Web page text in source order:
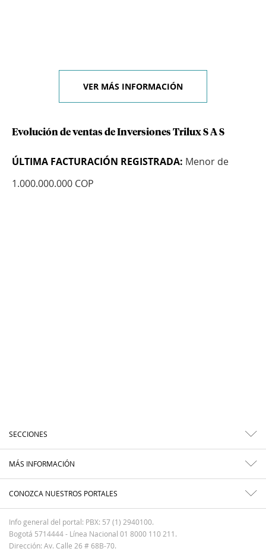
VER MÁS INFORMACIÓN
Evolución de ventas de Inversiones Trilux S A S
ÚLTIMA FACTURACIÓN REGISTRADA: Menor de
1.000.000.000 COP
SECCIONES
MÁS INFORMACIÓN
CONOZCA NUESTROS PORTALES
Info general del portal: PBX: 57 (1) 2940100.
Bogotá 5714444 - Línea Nacional 01 8000 110 211.
Dirección: Av. Calle 26 # 68B-70.